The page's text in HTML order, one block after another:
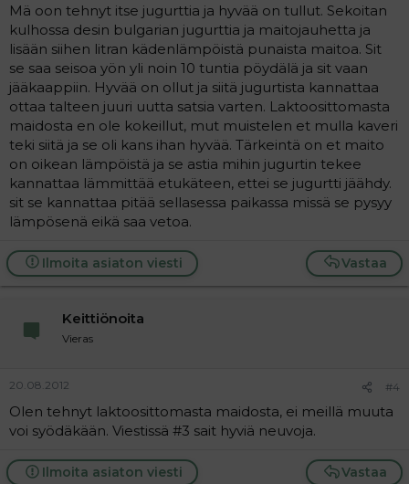
Mä oon tehnyt itse jugurttia ja hyvää on tullut. Sekoitan
kulhossa desin bulgarian jugurttia ja maitojauhetta ja
lisään siihen litran kädenlämpöistä punaista maitoa. Sit
se saa seisoa yön yli noin 10 tuntia pöydälä ja sit vaan
jääkaappiin. Hyvää on ollut ja siitä jugurtista kannattaa
ottaa talteen juuri uutta satsia varten. Laktoosittomasta
maidosta en ole kokeillut, mut muistelen et mulla kaveri
teki siitä ja se oli kans ihan hyvää. Tärkeintä on et maito
on oikean lämpöistä ja se astia mihin jugurtin tekee
kannattaa lämmittää etukäteen, ettei se jugurtti jäähdy.
sit se kannattaa pitää sellasessa paikassa missä se pysyy
lämpösenä eikä saa vetoa.
Vastaa
Ilmoita asiaton viesti
Keittiönoita
Vieras
20.08.2012 #4
Olen tehnyt laktoosittomasta maidosta, ei meillä muuta
voi syödäkään. Viestissä #3 sait hyviä neuvoja.
Vastaa
Ilmoita asiaton viesti